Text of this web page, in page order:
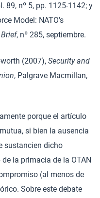
89, nº 5, pp. 1125-1142; y
Model: NATO’s
, nº 285, septiembre.
(2007), Security and
, Palgrave Macmillan,
porque el artículo
si bien la ausencia
sustancien dicho
la primacía de la OTAN
(al menos de
Sobre este debate